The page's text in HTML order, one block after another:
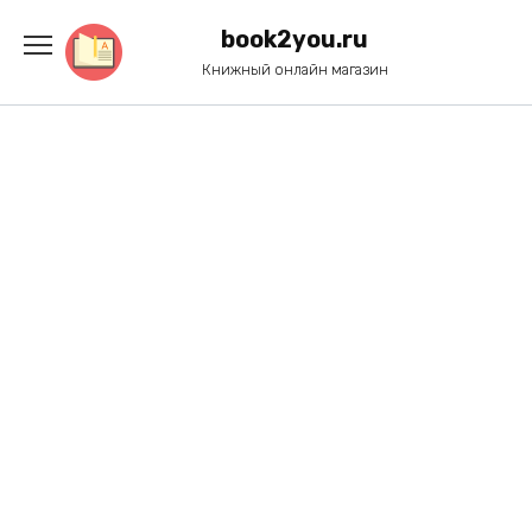
содержанию
book2you.ru
Книжный онлайн магазин